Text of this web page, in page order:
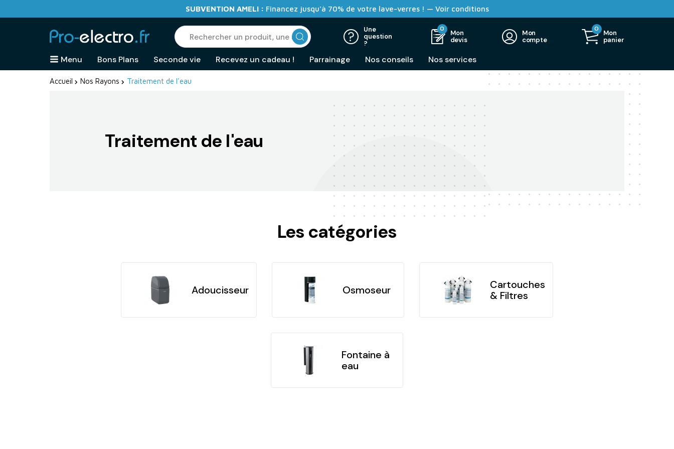
SUBVENTION AMELI : Financez jusqu'à 70% de votre lave-verres ! — Voir conditions
Une
question
?
Mon
devis
0
Mon
compte
0
Mon
panier
Menu Bons Plans Seconde vie Recevez un cadeau ! Parrainage Nos conseils Nos services
Accueil Nos Rayons Traitement de l'eau
Traitement de l'eau
Les catégories
Adoucisseur Osmoseur
Cartouches
& Filtres
Fontaine à
eau